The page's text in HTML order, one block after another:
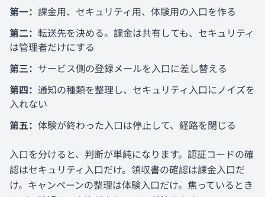
第一： 課金用、セキュリティ用、体験用の入口を作る
第二： 転送先を決める。課金は共有しても、セキュリティ
は管理者だけにする
第三： サービス側の登録メールを入口に差し替える
第四： 通知の種類を整理し、セキュリティ入口にノイズを
入れない
第五： 体験が終わった入口は停止して、経路を閉じる
入口を分けると、判断が単純になります。認証コードの確
認はセキュリティ入口だけ。領収書の確認は課金入口だ
け。キャンペーンの整理は体験入口だけ。焦っているとき